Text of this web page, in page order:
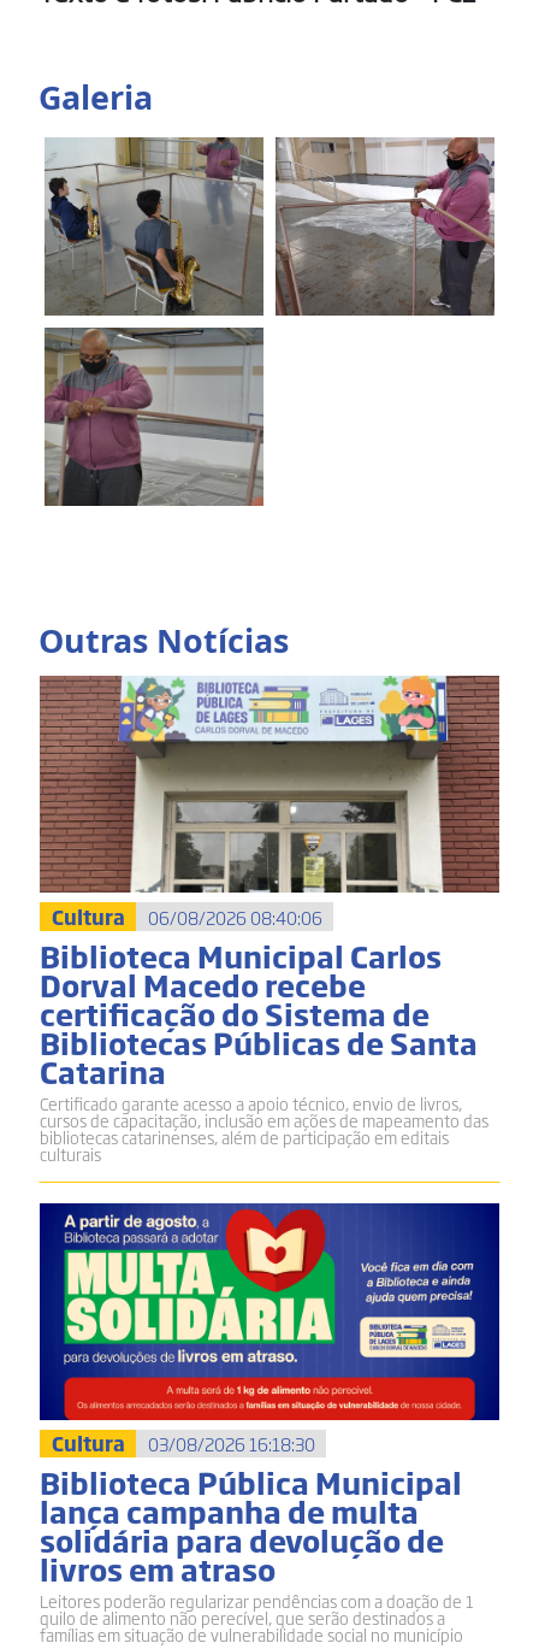
Galeria
Outras Notícias
Cultura 06/08/2026 08:40:06
Biblioteca Municipal Carlos
Dorval Macedo recebe
certificação do Sistema de
Bibliotecas Públicas de Santa
Catarina
Certificado garante acesso a apoio técnico, envio de livros,
cursos de capacitação, inclusão em ações de mapeamento das
bibliotecas catarinenses, além de participação em editais
culturais
Cultura 03/08/2026 16:18:30
Biblioteca Pública Municipal
lança campanha de multa
solidária para devolução de
livros em atraso
Leitores poderão regularizar pendências com a doação de 1
quilo de alimento não perecível, que serão destinados a
famílias em situação de vulnerabilidade social no município